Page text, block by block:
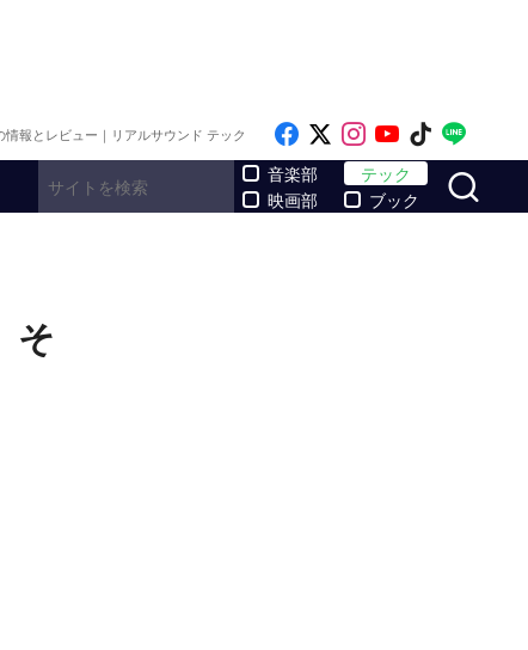
報とレビュー｜リアルサウンド テック Like on Facebook
Follow on x
Follow on
Follow on
Follow
音楽部
映画部
テック
ブック
そ